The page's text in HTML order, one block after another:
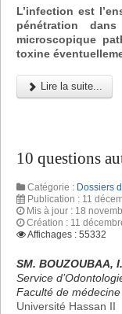
L’infection est
pénétration
microscopique
toxine
Lire la suite...
10 questions
Catégorie : Dossiers
Publication : 11
Mis à jour : 18
Création : 11
Affichages : 55332
SM. BOUZOUBAA,
Service
Faculté de
Université Hassan II